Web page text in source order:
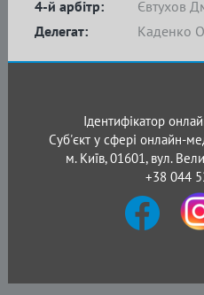
4-й арбітр:
Євтухов
Делегат:
Каденко
Ідентифікатор
Суб'єкт у сфері онлайн-
м. Київ, 01601, вул.
+38 044